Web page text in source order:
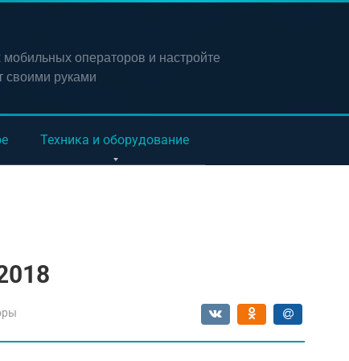
мобильных операторов и настройте
своими руками
Техника и оборудование